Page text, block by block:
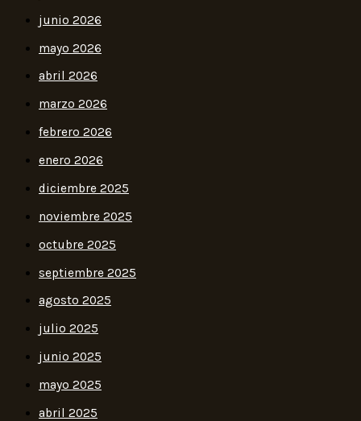
junio 2026
mayo 2026
abril 2026
marzo 2026
febrero 2026
enero 2026
diciembre 2025
noviembre 2025
octubre 2025
septiembre 2025
agosto 2025
julio 2025
junio 2025
mayo 2025
abril 2025